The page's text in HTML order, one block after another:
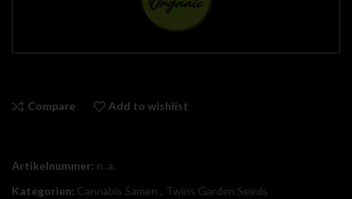
Compare Add to wishlist
Artikelnummer: n. a.
Kategorien: Cannabis Samen , Twins Garden Seeds